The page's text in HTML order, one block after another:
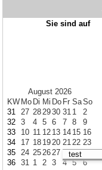
Sie sind auf
August 2026
KW Mo Di Mi Do Fr SaSo
31
27 282930 31 1
2
32
3 4 5 6 7 8
9
33
10 11 12 13 14 15 16
34
17 18 1920 2122 23
35
24 252627 2829 30
36
31 1 2 3 4 5 6
test